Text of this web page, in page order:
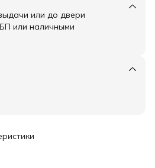
или до двери
или наличными